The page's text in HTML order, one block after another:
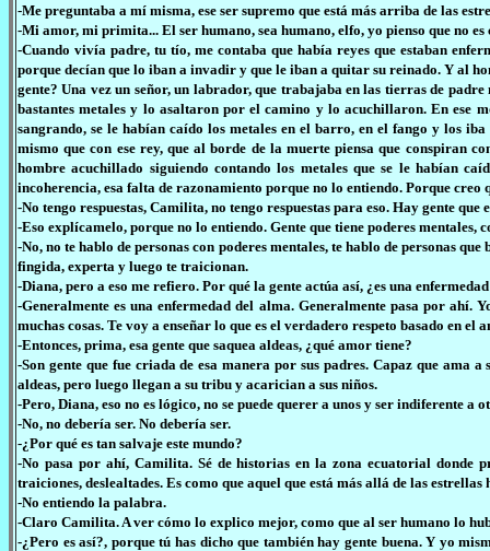
-Me preguntaba a mí misma, ese ser supremo que está más arriba de las
-Mi amor, mi primita... El ser humano, sea humano, elfo, yo pienso que no
-Cuando vivía padre, tu tío, me contaba que había reyes que estaban
porque decían que lo iban a invadir y que le iban a quitar su reinado. Y al
gente? Una vez un señor, un labrador, que trabajaba en las tierras de
bastantes metales y lo asaltaron por el camino y lo acuchillaron. En ese
sangrando, se le habían caído los metales en el barro, en el fango y los
mismo que con ese rey, que al borde de la muerte piensa que conspiran
hombre acuchillado siguiendo contando los metales que se le habían
incoherencia, esa falta de razonamiento porque no lo entiendo. Porque creo
-No tengo respuestas, Camilita, no tengo respuestas para eso. Hay gente que
-Eso explícamelo, porque no lo entiendo. Gente que tiene poderes mentales,
-No, no te hablo de personas con poderes mentales, te hablo de personas
fingida, experta y luego te traicionan.
-Diana, pero a eso me refiero. Por qué la gente actúa así, ¿es una
-Generalmente es una enfermedad del alma. Generalmente pasa por
muchas cosas. Te voy a enseñar lo que es el verdadero respeto basado en
-Entonces, prima, esa gente que saquea aldeas, ¿qué amor tiene?
-Son gente que fue criada de esa manera por sus padres. Capaz que ama
aldeas, pero luego llegan a su tribu y acarician a sus niños.
-Pero, Diana, eso no es lógico, no se puede querer a unos y ser indiferente a
-No, no debería ser. No debería ser.
-¿Por qué es tan salvaje este mundo?
-No pasa por ahí, Camilita. Sé de historias en la zona ecuatorial donde
traiciones, deslealtades. Es como que aquel que está más allá de las
-No entiendo la palabra.
-Claro Camilita. A ver cómo lo explico mejor, como que al ser humano lo
-¿Pero es así?, porque tú has dicho que también hay gente buena. Y yo